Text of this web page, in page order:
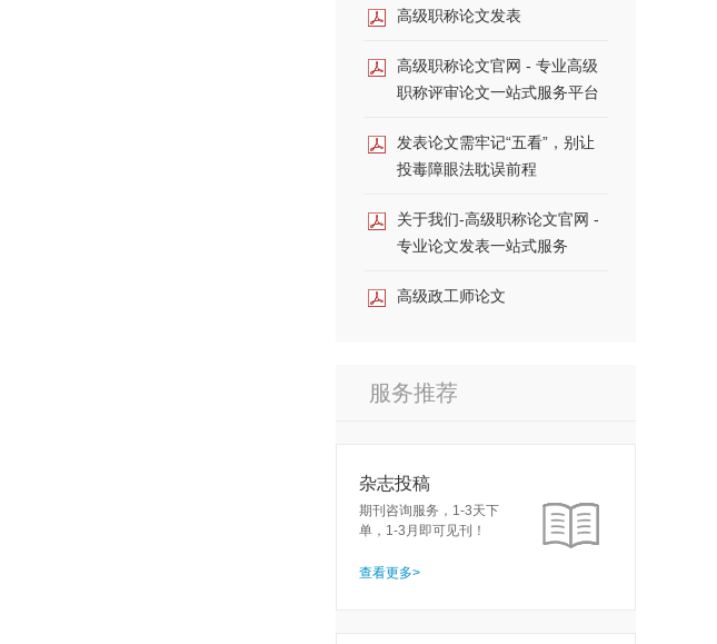
高级职称论文发表
高级职称论文官网 - 专业高级
职称评审论文一站式服务平台
发表论文需牢记“五看”，别让
投毒障眼法耽误前程
关于我们-高级职称论文官网 -
专业论文发表一站式服务
高级政工师论文
服务推荐
杂志投稿
期刊咨询服务，1-3天下
单，1-3月即可见刊！
查看更多>